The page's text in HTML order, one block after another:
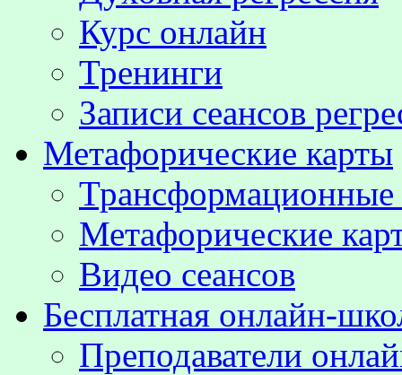
Курс онлайн
Тренинги
Записи сеансов
Метафорические карты
Метафорические
Видео сеансов
Бесплатная онлайн-
Преподаватели